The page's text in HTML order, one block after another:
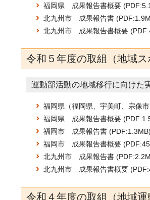
福岡県 成果報告書概要
北九州市 成果報告書
北九州市 成果報告書概要
令和５年度の取組（地域
運動部活動の地域移行に向けた
福岡県（福岡県、宇美町、宗像
福岡県 成果報告書概要
福岡市 成果報告書 (PDF:1.3MB)
福岡市 成果報告書概要
北九州市 成果報告書
北九州市 成果報告書概要
令和４年度の取組（地域